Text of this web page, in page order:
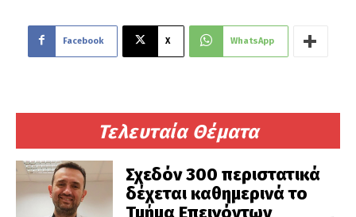
Τελευταία Θέματα
Σχεδόν 300 περιστατικά
δέχεται καθημερινά το
Facebook X WhatsApp